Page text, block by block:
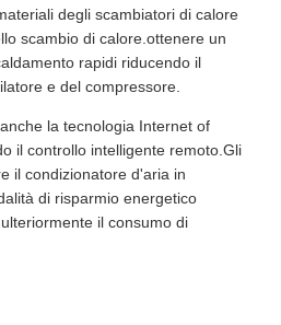
degli scambiatori di calore
scambio di calore.ottenere un
rapidi riducendo il
e del compressore.
la tecnologia Internet of
il controllo intelligente remoto.Gli
il condizionatore d'aria in
di risparmio energetico
il consumo di